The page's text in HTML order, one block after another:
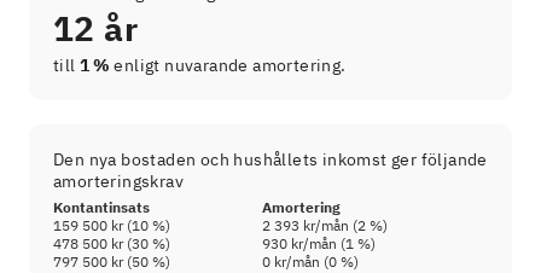
12 år
till 1 % enligt nuvarande amortering.
Den nya bostaden och hushållets inkomst ger följande
amorteringskrav
Kontantinsats
Amortering
159 500 kr(10 %) 2 393 kr/mån (2 %)
478 500 kr(30 %) 930 kr/mån (1 %)
797 500 kr(50 %) 0 kr/mån (0 %)